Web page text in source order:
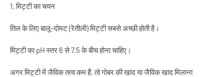
1. मिट्टी का चयन
तिल के लिए बालू-दोमट (रेतीली) मिट्टी सबसे अच्छी होती है।
मिट्टी का pH स्तर 6 से 7.5 के बीच होना चाहिए।
अगर मिट्टी में जैविक तत्व कम हैं, तो गोबर की खाद या जैविक खाद मिलाना